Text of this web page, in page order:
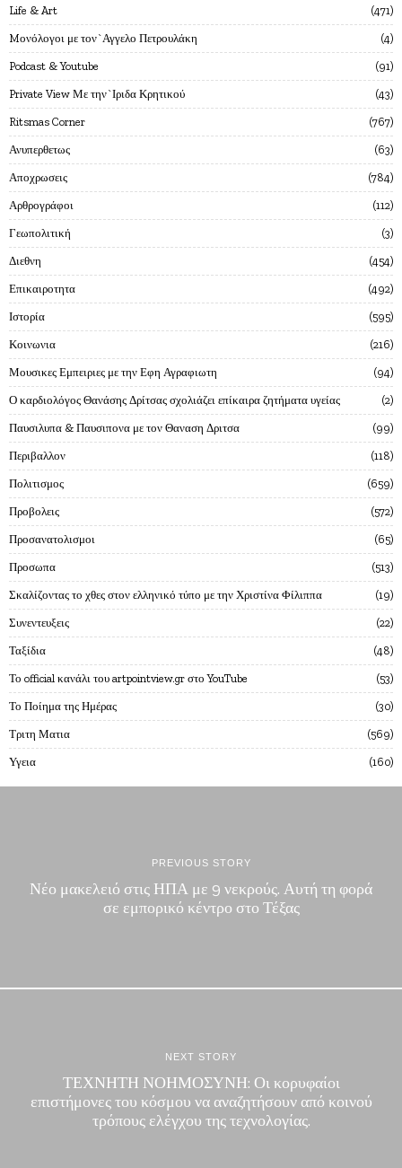
Life & Art 471
Mονόλογοι με τον`Αγγελο Πετρουλάκη 4
Podcast & Youtube 91
Private View Με την`Ιριδα Κρητικού 43
Ritsmas Corner 767
Ανυπερθετως 63
Αποχρωσεις 784
Αρθρογράφοι 112
Γεωπολιτική 3
Διεθνη 454
Επικαιροτητα 492
Ιστορία 595
Κοινωνια 216
Μουσικες Εμπειριες με την Εφη Αγραφιωτη 94
Ο καρδιολόγος Θανάσης Δρίτσας σχολιάζει επίκαιρα ζητήματα υγείας 2
Παυσιλυπα & Παυσιπονα με τον Θαναση Δριτσα 99
Περιβαλλον 118
Πολιτισμος 659
Προβολεις 572
Προσανατολισμοι 65
Προσωπα 513
Σκαλίζοντας το χθες στον ελληνικό τύπο με την Χριστίνα Φίλιππα 19
Συνεντευξεις 22
Ταξίδια 48
Το official κανάλι του artpointview.gr στο YouTube 53
Το Ποίημα της Ημέρας 30
Τριτη Ματια 569
Υγεια 160
PREVIOUS STORY
Νέο μακελειό στις ΗΠΑ με 9 νεκρούς. Αυτή τη φορά
σε εμπορικό κέντρο στο Τέξας
NEXT STORY
ΤΕΧΝΗΤΗ ΝΟΗΜΟΣΥΝΗ: Οι κορυφαίοι
επιστήμονες του κόσμου να αναζητήσουν από κοινού
τρόπους ελέγχου της τεχνολογίας.